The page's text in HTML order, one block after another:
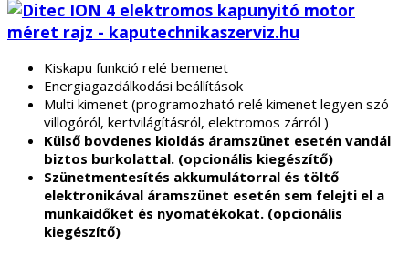
Kiskapu funkció relé bemenet
Energiagazdálkodási beállítások
Multi kimenet (programozható relé kimenet legyen szó
villogóról, kertvilágításról, elektromos zárról )
Külső bovdenes kioldás áramszünet esetén vandál
biztos burkolattal. (opcionális kiegészítő)
Szünetmentesítés akkumulátorral és töltő
elektronikával áramszünet esetén sem felejti el a
munkaidőket és nyomatékokat. (opcionális
kiegészítő)